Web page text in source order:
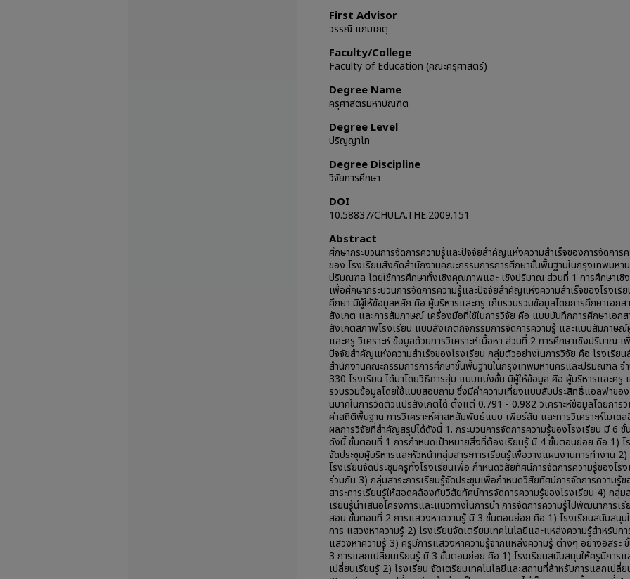
First Advisor
วรรณี แกมเกตุ
Faculty/College
Faculty of Education (คณะครุศาสตร์)
Degree Name
ครุศาสตรมหาบัณฑิต
Degree Level
ปริญญาโท
Degree Discipline
วิจัยการศึกษา
DOI
10.58837/CHULA.THE.2009.151
Abstract
ศึกษากระบวนการจัดการความรู้และปัจจัยสำคัญแห่งความสำเร็จของการจัดการ
ของ โรงเรียนสังกัดสำนักงานคณะกรรมการการศึกษาขั้นพื้นฐานในกรุงเทพมหา
ปริมณฑล โดยใช้การศึกษาทั้งเชิงคุณภาพและ เชิงปริมาณ ส่วนที่ 1 การศึกษาเ
เพื่อศึกษากระบวนการจัดการความรู้และปัจจัยสำคัญแห่งความสำเร็จของโรงเรี
ศึกษา มีผู้ให้ข้อมูลหลัก คือ ผู้บริหารและครู เก็บรวบรวมข้อมูลโดยการศึกษาเอกส
สังเกต และการสัมภาษณ์ เครื่องมือที่ใช้ในการวิจัย คือ แบบบันทึกการศึกษาเอก
สังเกตสภาพโรงเรียน แบบสังเกตกิจกรรมการจัดการความรู้ และแบบสัมภาษณ์
และครู วิเคราะห์ ข้อมูลด้วยการวิเคราะห์เนื้อหา ส่วนที่ 2 การศึกษาเชิงปริมาณ เ
ปัจจัยสำคัญแห่งความสำเร็จของโรงเรียน กลุ่มตัวอย่างในการวิจัย คือ โรงเรีย
สำนักงานคณะกรรมการการศึกษาขั้นพื้นฐานในกรุงเทพมหานครและปริมณฑล จ
330 โรงเรียน ได้มาโดยวิธีการสุ่ม แบบแบ่งชั้น มีผู้ให้ข้อมูล คือ ผู้บริหารและครู
รวบรวมข้อมูลโดยใช้แบบสอบถาม ซึ่งมีค่าความเที่ยงแบบสัมประสิทธิ์แอลฟาขอ
นบาคในการวัดตัวแปรสังเกตได้ ตั้งแต่ 0.791 - 0.982 วิเคราะห์ข้อมูลโดยการวิ
ค่าสถิติพื้นฐาน การวิเคราะห์ค่าสหสัมพันธ์แบบ เพียร์สัน และการวิเคราะห์โมเดล
ผลการวิจัยที่สำคัญสรุปได้ดังนี้ 1. กระบวนการจัดการความรู้ของโรงเรียน มี 6
ดังนี้ ขั้นตอนที่ 1 การกำหนดเป้าหมายสิ่งที่ต้องเรียนรู้ มี 4 ขั้นตอนย่อย คือ 1) โ
จัดประชุมผู้บริหารและหัวหน้ากลุ่มสาระการเรียนรู้เพื่อวางแผนงานการทำงาน 2)
โรงเรียนจัดประชุมครูทั้งโรงเรียนเพื่อ กำหนดวิสัยทัศน์การจัดการความรู้ของโรง
ร่วมกัน 3) กลุ่มสาระการเรียนรู้จัดประชุมเพื่อกำหนดวิสัยทัศน์การจัดการความรู้
สาระการเรียนรู้ให้สอดคล้องกับวิสัยทัศน์การจัดการความรู้ของโรงเรียน 4) กลุ่ม
เรียนรู้นำเสนอโครงการและแนวทางในการนำ การจัดการความรู้ไปพัฒนาการเรี
สอน ขั้นตอนที่ 2 การแสวงหาความรู้ มี 3 ขั้นตอนย่อย คือ 1) โรงเรียนสนับสนุน
การ แสวงหาความรู้ 2) โรงเรียนจัดเตรียมเทคโนโลยีและแหล่งความรู้สำหรับก
แสวงหาความรู้ 3) ครูมีการแสวงหาความรู้จากแหล่งความรู้ ต่างๆ อย่างอิสระ
3 การแลกเปลี่ยนเรียนรู้ มี 3 ขั้นตอนย่อย คือ 1) โรงเรียนสนับสนุนให้ครูมีการ
เปลี่ยนเรียนรู้ 2) โรงเรียน จัดเตรียมเทคโนโลยีและสถานที่สำหรับการแลกเปลี่ย